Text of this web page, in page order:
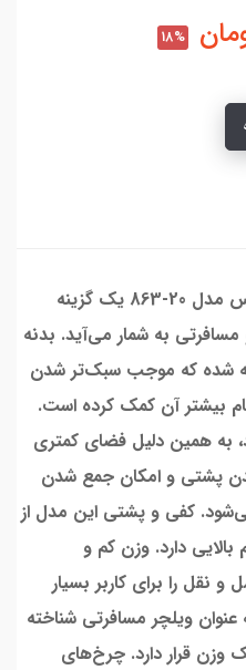
18%
ویلچر نیمه آلومینیومی جی تی اس مدل 20-863 یک گزینه
به شمار می‌آید. بدنه
شده که موجب سبک‌تر شدن
بیشتر آن کمک کرده است.
به همین دلیل فضای کمتری
پشتی و امکان جمع شدن
کفی و پشتی این مدل از
دارد. وزن کم و
نقل را برای کاربر بسیار
ویلچر مسافرتی شناخته
قرار دارد. چرخ‌های